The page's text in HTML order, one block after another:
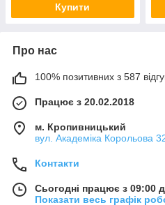
Купити
Про нас
100% позитивних з 587
Працює з 20.02.2018
м. Кропивницький
вул. Академіка Корольова
Контакти
Сьогодні працює з 09:00
Показати весь графік